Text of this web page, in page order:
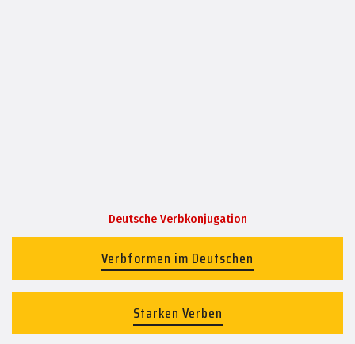
Deutsche Verbkonjugation
Verbformen im Deutschen
Starken Verben